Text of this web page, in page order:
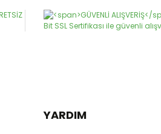
görüntülenemiyor.
YARDIM